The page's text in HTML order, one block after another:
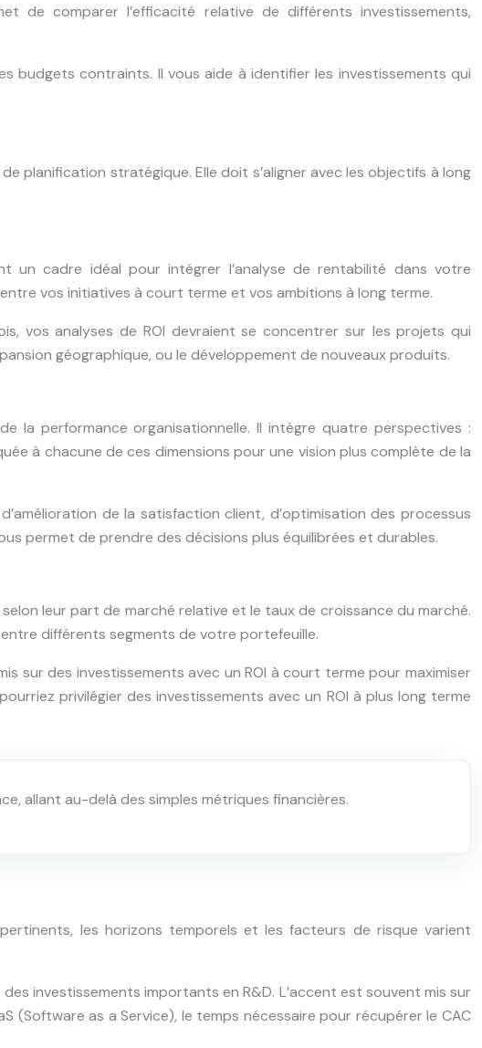
de comparer l’efficacité relative de différents investissements,
budgets contraints. Il vous aide à identifier les investissements qui
planification stratégique. Elle doit s’aligner avec les objectifs à long
un cadre idéal pour intégrer l’analyse de rentabilité dans votre
vos initiatives à court terme et vos ambitions à long terme.
vos analyses de ROI devraient se concentrer sur les projets qui
géographique, ou le développement de nouveaux produits.
la performance organisationnelle. Il intègre quatre perspectives :
à chacune de ces dimensions pour une vision plus complète de la
de la satisfaction client, d’optimisation des processus
permet de prendre des décisions plus équilibrées et durables.
leur part de marché relative et le taux de croissance du marché.
différents segments de votre portefeuille.
sur des investissements avec un ROI à court terme pour maximiser
privilégier des investissements avec un ROI à plus long terme
allant au-delà des simples métriques financières.
les horizons temporels et les facteurs de risque varient
investissements importants en R&D. L’accent est souvent mis sur
(Software as a Service), le temps nécessaire pour récupérer le CAC